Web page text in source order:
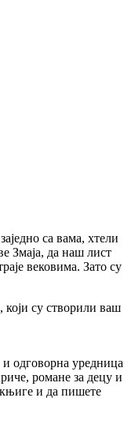
са вама, хтели
Змаја, да наш лист
вековима. Зато су
су створили ваш
одговорна уредница
романе за децу и
књиге и да пишете